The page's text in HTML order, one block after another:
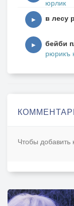
юрлик
▶ в лесу
▶ бейби
рюрикъ
Чтобы добавить